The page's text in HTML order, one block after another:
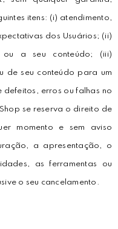
itens: (i) atendimento,
dos Usuários; (ii)
ou a seu conteúdo; (iii)
de seu conteúdo para um
erros ou falhas no
se reserva o direito de
momento e sem aviso
a apresentação, o
as ferramentas ou
o seu cancelamento.